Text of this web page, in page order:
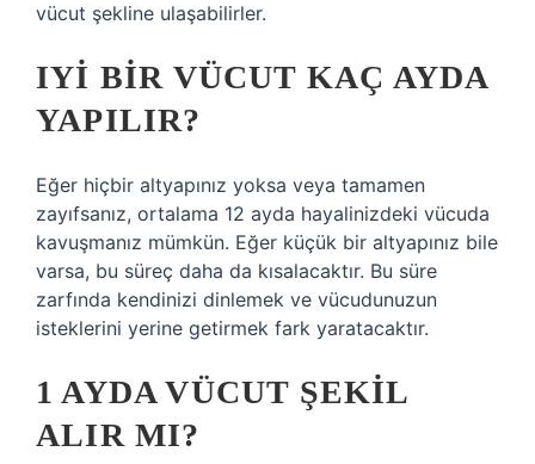
vücut şekline ulaşabilirler.
IYI BIR VÜCUT KAÇ AYDA
YAPILIR?
Eğer hiçbir altyapınız yoksa veya tamamen
zayıfsanız, ortalama 12 ayda hayalinizdeki vücuda
kavuşmanız mümkün. Eğer küçük bir altyapınız bile
varsa, bu süreç daha da kısalacaktır. Bu süre
zarfında kendinizi dinlemek ve vücudunuzun
isteklerini yerine getirmek fark yaratacaktır.
1 AYDA VÜCUT ŞEKIL
ALIR MI?